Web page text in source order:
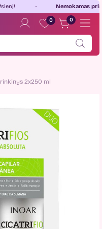
Nemokamas
0 0
2x250 ml